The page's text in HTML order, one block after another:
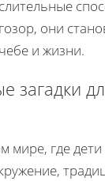
они
и жизни.
загадки
мире, где